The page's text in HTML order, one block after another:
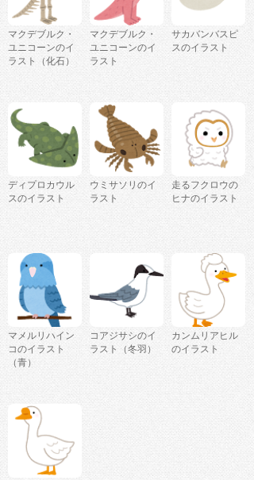
マクデブルク・
ユニコーンのイ
ラスト（化石）
マクデブルク・
ユニコーンのイ
ラスト
サカバンバスピ
スのイラスト
ディプロカウル
スのイラスト
ウミサソリのイ
ラスト
走るフクロウの
ヒナのイラスト
マメルリハイン
コのイラスト
（青）
コアジサシのイ
ラスト（冬羽）
カンムリアヒル
のイラスト